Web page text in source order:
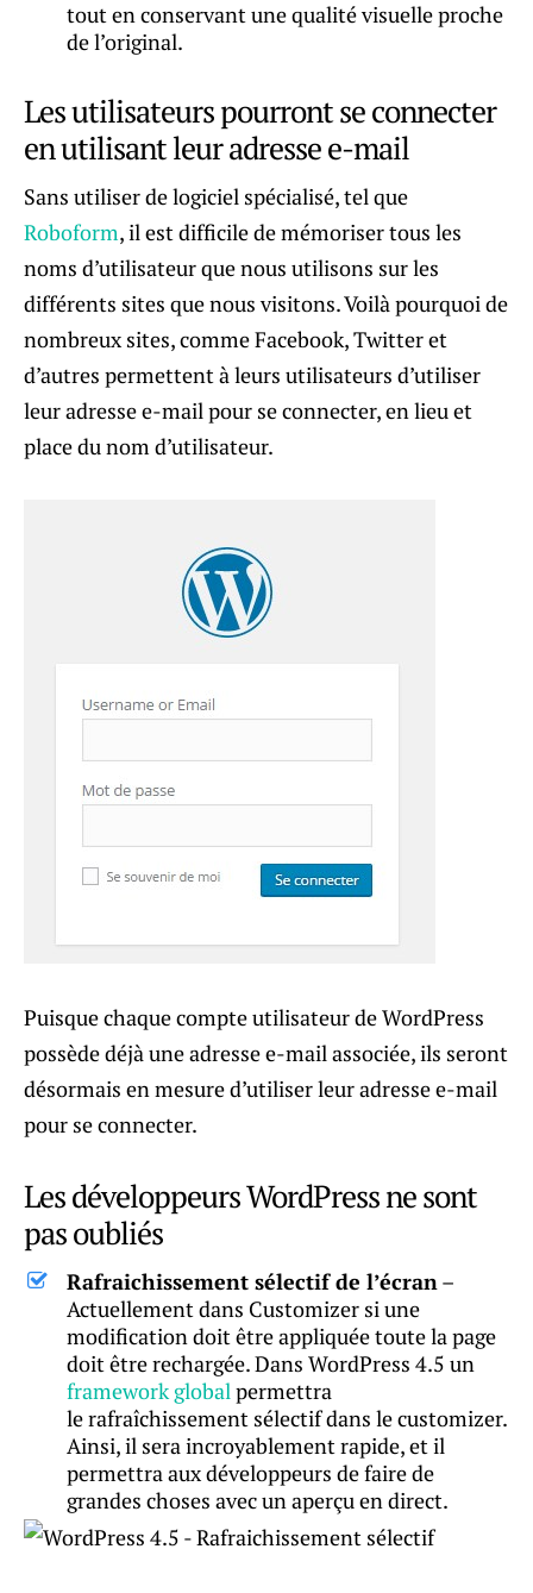
tout en conservant une qualité visuelle proche
de l’original.
Les utilisateurs pourront se connecter
en utilisant leur adresse e-mail
Sans utiliser de logiciel spécialisé, tel que
Roboform, il est difficile de mémoriser tous les
noms d’utilisateur que nous utilisons sur les
différents sites que nous visitons. Voilà pourquoi de
nombreux sites, comme Facebook, Twitter et
d’autres permettent à leurs utilisateurs d’utiliser
leur adresse e-mail pour se connecter, en lieu et
place du nom d’utilisateur.
Puisque chaque compte utilisateur de WordPress
possède déjà une adresse e-mail associée, ils seront
désormais en mesure d’utiliser leur adresse e-mail
pour se connecter.
Les développeurs WordPress ne sont
pas oubliés
Rafraichissement sélectif de l’écran–
Actuellement dans Customizer si une
modification doit être appliquée toute la page
doit être rechargée. Dans WordPress 4.5 un
framework globalpermettra
le rafraîchissement sélectif dans le customizer.
Ainsi, il sera incroyablement rapide, et il
permettra aux développeurs de faire de
grandes choses avec un aperçu en direct.